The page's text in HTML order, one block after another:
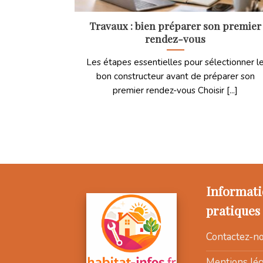
Travaux : bien préparer son premier
rendez-vous
Les étapes essentielles pour sélectionner le
bon constructeur avant de préparer son
premier rendez-vous Choisir [...]
pratiques
Contactez-